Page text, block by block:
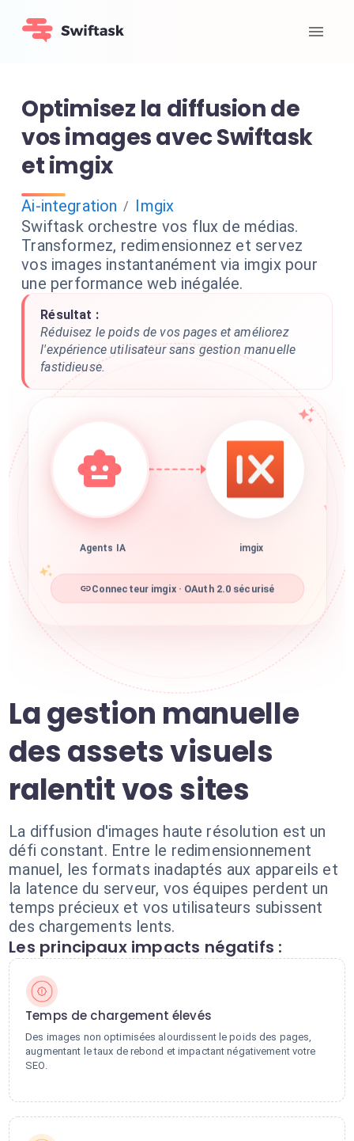
Optimisez la diffusion de
vos images avec Swiftask
et imgix
Ai-integration / Imgix
Swiftask orchestre vos flux de médias.
Transformez, redimensionnez et servez
vos images instantanément via imgix pour
une performance web inégalée.
Résultat :
Réduisez le poids de vos pages et améliorez
l'expérience utilisateur sans gestion manuelle
fastidieuse.
Agents IA imgix
Connecteur imgix · OAuth 2.0 sécurisé
La gestion manuelle
des assets visuels
ralentit vos sites
La diffusion d'images haute résolution est un
défi constant. Entre le redimensionnement
manuel, les formats inadaptés aux appareils et
la latence du serveur, vos équipes perdent un
temps précieux et vos utilisateurs subissent
des chargements lents.
Les principaux impacts négatifs :
Temps de chargement élevés
Des images non optimisées alourdissent le poids des pages,
augmentant le taux de rebond et impactant négativement votre
SEO.